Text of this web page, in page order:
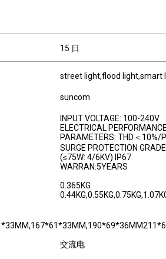
15 日
street light,flood light,smart
suncom
INPUT VOLTAGE: 100-240V
ELECTRICAL
PARAMETERS: THD＜10%/
SURGE PROTECTION
(≤75W: 4/6KV) IP67
WARRAN:5YEARS
0.365KG
交流电